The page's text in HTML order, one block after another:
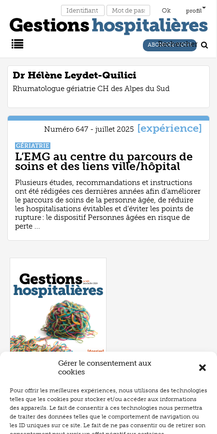
Gérer le consentement aux
cookies
Pour offrir les meilleures expériences, nous utilisons des technologies
telles que les cookies pour stocker et/ou accéder aux informations
des appareils. Le fait de consentir à ces technologies nous permettra
de traiter des données telles que le comportement de navigation ou
les ID uniques sur ce site. Le fait de ne pas consentir ou de retirer son
profil
Main
Menu
ABONNEZ-VOUS
Rechercher
Dr Hélène Leydet-Quilici
Rhumatologue gériatrie CH des Alpes du Sud
Numéro 647 - juillet 2025 [expérience]
GÉRIATRIE
L’EMG au centre du parcours de
soins et des liens ville/hôpital
Plusieurs études, recommandations et instructions
ont été rédigées ces dernières années afin d’améliorer
le parcours de soins de la personne âgée, de réduire
les hospitalisations évitables et d’éviter les points de
rupture : le dispositif Personnes âgées en risque de
perte ...
Numéro 657- juin 2026